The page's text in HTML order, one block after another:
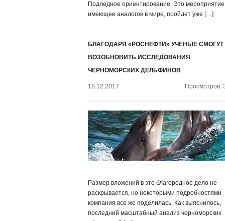
Подледное ориентирование. Это
имеющее аналогов в мире, пройдет уже […]
БЛАГОДАРЯ «РОСНЕФТИ» УЧЕНЫЕ СМОГУТ
ВОЗОБНОВИТЬ ИССЛЕДОВАНИЯ
ЧЕРНОМОРСКИХ ДЕЛЬФИНОВ
18.12.2017 Просмотров:
Размер вложений в это благородное дело не
раскрывается, но некоторыми подробностями
компания все же поделилась. Как выяснилось,
последний масштабный анализ черноморских